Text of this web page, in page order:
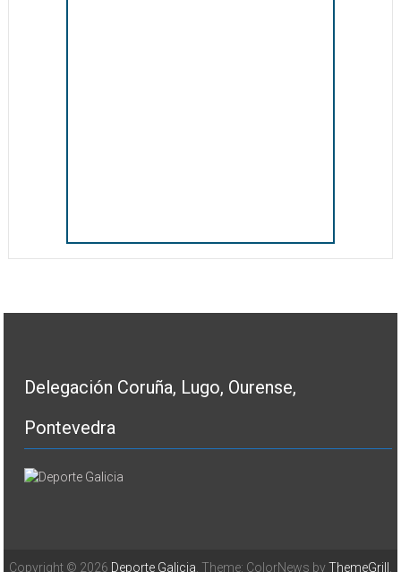
Delegación Coruña, Lugo, Ourense,
Pontevedra
Copyright © 2026 Deporte Galicia . Theme: ColorNews byThemeGrill